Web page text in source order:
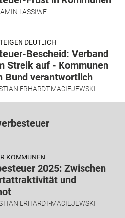
LASSIWE
DEUTLICH
Bescheid: Verband
Streik auf - Kommunen
Bund verantwortlich
ERHARDT-MACIEJEWSKI
KOMMUNEN
2025: Zwischen
und
ERHARDT-MACIEJEWSKI